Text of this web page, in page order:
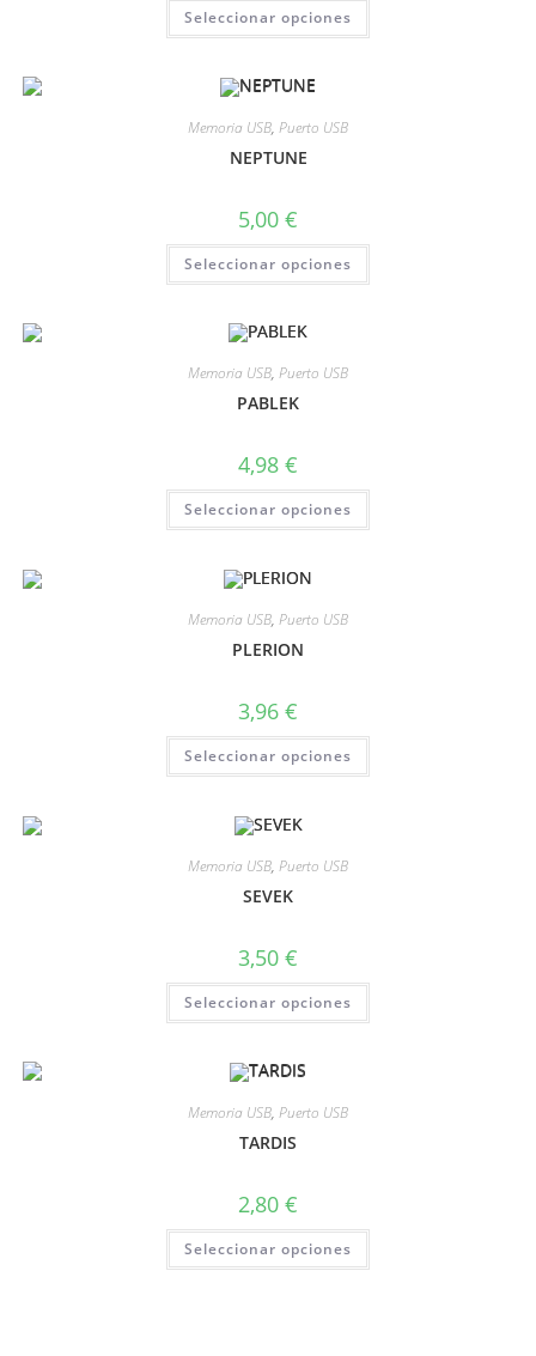
Seleccionar opciones
Memoria USB, Puerto USB
NEPTUNE
5,00 €
Seleccionar opciones
Memoria USB, Puerto USB
PABLEK
4,98 €
Seleccionar opciones
Memoria USB, Puerto USB
PLERION
3,96 €
Seleccionar opciones
Memoria USB, Puerto USB
SEVEK
3,50 €
Seleccionar opciones
Memoria USB, Puerto USB
TARDIS
2,80 €
Seleccionar opciones